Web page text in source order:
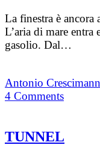
La finestra è ancora
L’aria di mare entra
gasolio. Dal…
Antonio
4 Comments
TUNNEL